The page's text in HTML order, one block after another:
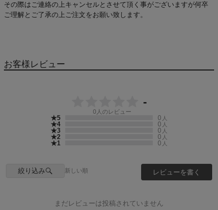
クーポン一覧
プロテイン・サプリメントまとめ買い
スタッフブログ
その際はご連絡の上キャンセルとさせて頂く事がございますが何卒
ご理解とご了承の上ご注文をお願い致します。
お客様レビュー
-
0 人のレビュー
★5 0 人
★4 0 人
★3 0 人
★2 0 人
★1 0 人
絞り込み 新しい順 レビューを書く
まだレビューは投稿されていません